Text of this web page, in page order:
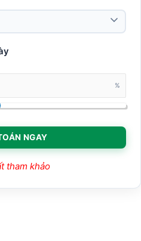
%
NGAY
tham khảo